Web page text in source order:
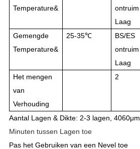
Temperature&
ontruim
Laag
Gemengde
Temperature&
25-35℃
BS/ES
ontruim
Laag
Het mengen
van
Verhouding
2
Aantal Lagen & Dikte: 2-3 lagen, 4060μm
Minuten tussen Lagen toe
Pas het Gebruiken van een Nevel toe